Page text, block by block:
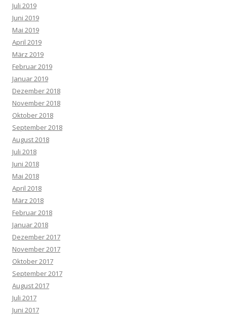
Juli 2019
Juni 2019
Mai 2019
April 2019
März 2019
Februar 2019
Januar 2019
Dezember 2018
November 2018
Oktober 2018
September 2018
August 2018
Juli 2018
Juni 2018
Mai 2018
April 2018
März 2018
Februar 2018
Januar 2018
Dezember 2017
November 2017
Oktober 2017
September 2017
August 2017
Juli 2017
Juni 2017